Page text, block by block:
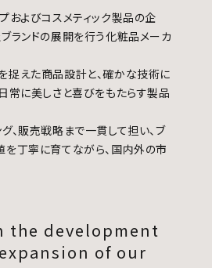
およびコスメティック製品の企
ランドの展開を行う化粧品メーカ
捉えた商品設計と、確かな技術に
常に美しさと喜びをもたらす製品
、販売戦略まで一貫して担い、ブ
を丁寧に育てながら、国内外の市
the development
of our